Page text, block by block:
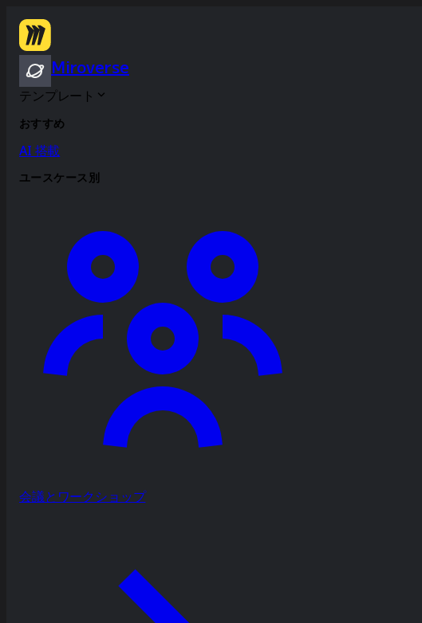
Miroverse
テンプレート
おすすめ
AI 搭載
ユースケース別
会議とワークショップ